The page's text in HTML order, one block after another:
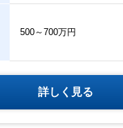
500～700万円
詳しく見る